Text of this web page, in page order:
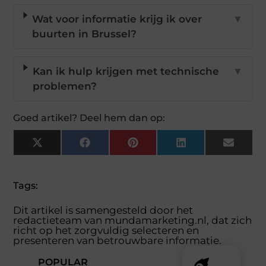
Wat voor informatie krijg ik over
buurten in Brussel?
▼
Kan ik hulp krijgen met technische
problemen?
▼
Goed artikel? Deel hem dan op:
X
(Twitter)
FacebookPinterestLinkedInEmail
Tags:
Dit artikel is samengesteld door het
redactieteam van mundamarketing.nl, dat zich
richt op het zorgvuldig selecteren en
presenteren van betrouwbare informatie.
POPULAR